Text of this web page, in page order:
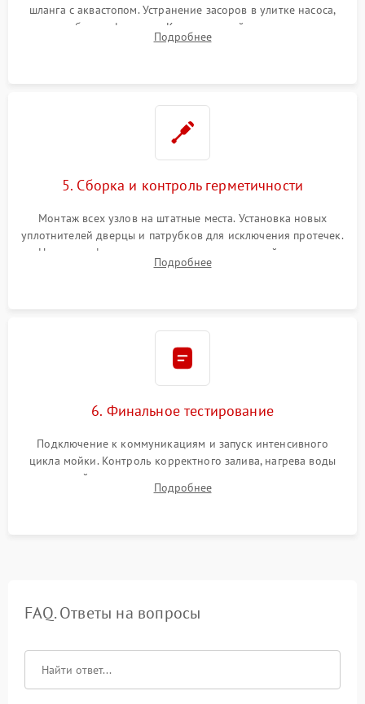
шланга с аквастопом. Устранение засоров в улитке насоса,
патрубках и фильтрах. Компонентный ремонт платы
управления, восстановление поврежденной проводки.
Подробнее
5. Сборка и контроль герметичности
Монтаж всех узлов на штатные места. Установка новых
уплотнителей дверцы и патрубков для исключения протечек.
Надежная фиксация хомутов гидравлической системы,
сборка корпуса и установка датчика поплавка.
Подробнее
6. Финальное тестирование
Подключение к коммуникациям и запуск интенсивного
цикла мойки. Контроль корректного залива, нагрева воды
до нужной температуры, отсутствия посторонних шумов,
штатного слива и абсолютной сухости в поддоне.
Подробнее
FAQ. Ответы на вопросы